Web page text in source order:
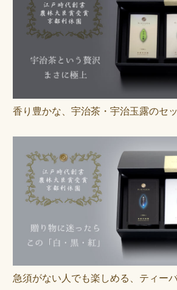
香り豊かな、宇治茶・宇治玉露のセ
急須がない人でも楽しめる、ティー